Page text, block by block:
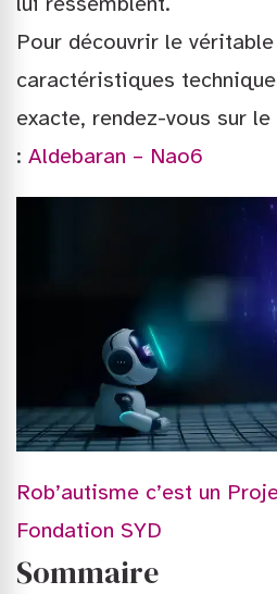
Pour découvrir le
caractéristiques
exacte, rendez-vous sur
: Aldebaran – Nao6
Rob’autisme c’est un
Fondation SYD
Sommaire